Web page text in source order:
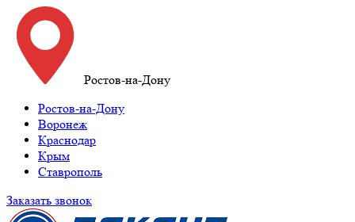
Ростов-на-Дону
Ростов-на-Дону
Воронеж
Краснодар
Крым
Ставрополь
Заказать звонок